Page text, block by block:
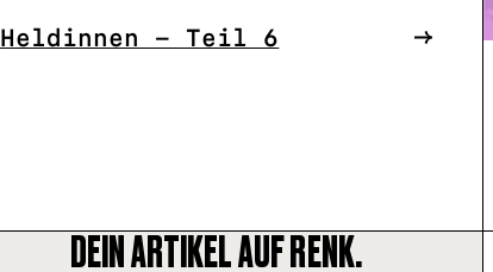
Heldinnen – Teil 6
DEIN ARTIKEL AUF RENK.